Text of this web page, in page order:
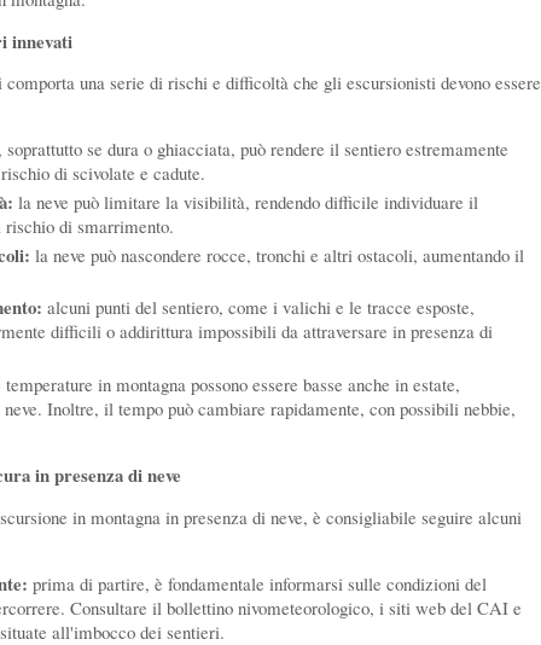
innevati
una serie di rischi e difficoltà che gli escursionisti devono essere
soprattutto se dura o ghiacciata, può rendere il sentiero estremamente
di scivolate e cadute.
la neve può limitare la visibilità, rendendo difficile individuare il
rischio di smarrimento.
la neve può nascondere rocce, tronchi e altri ostacoli, aumentando il
alcuni punti del sentiero, come i valichi e le tracce esposte,
difficili o addirittura impossibili da attraversare in presenza di
temperature in montagna possono essere basse anche in estate,
Inoltre, il tempo può cambiare rapidamente, con possibili nebbie,
in presenza di neve
in montagna in presenza di neve, è consigliabile seguire alcuni
prima di partire, è fondamentale informarsi sulle condizioni del
Consultare il bollettino nivometeorologico, i siti web del CAI e
all'imbocco dei sentieri.